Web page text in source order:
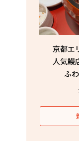
京都エ
人気鰻
ふ